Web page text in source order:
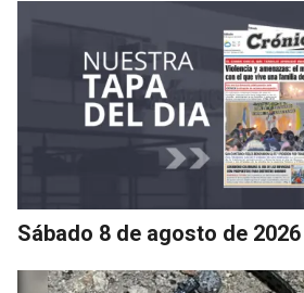
Sábado 8 de agosto de 2026